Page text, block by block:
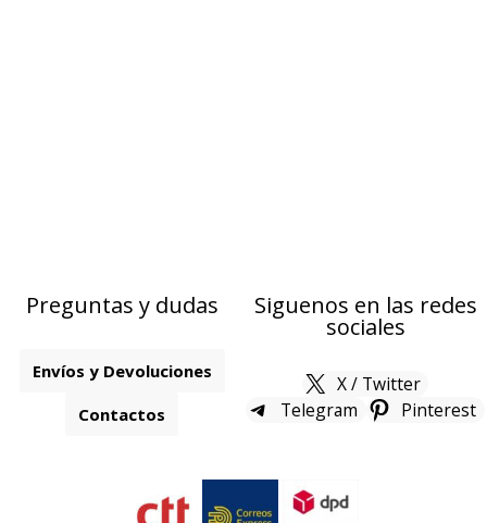
Preguntas y dudas
Envíos y Devoluciones
Contactos
Siguenos en las redes
sociales
X / Twitter
Telegram
Pinterest